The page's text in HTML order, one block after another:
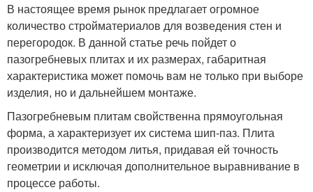
В настоящее время рынок предлагает огромное
количество стройматериалов для возведения стен и
перегородок. В данной статье речь пойдет о
пазогребневых плитах и их размерах, габаритная
характеристика может помочь вам не только при выборе
изделия, но и дальнейшем монтаже.
Пазогребневым плитам свойственна прямоугольная
форма, а характеризует их система шип-паз. Плита
производится методом литья, придавая ей точность
геометрии и исключая дополнительное выравнивание в
процессе работы.